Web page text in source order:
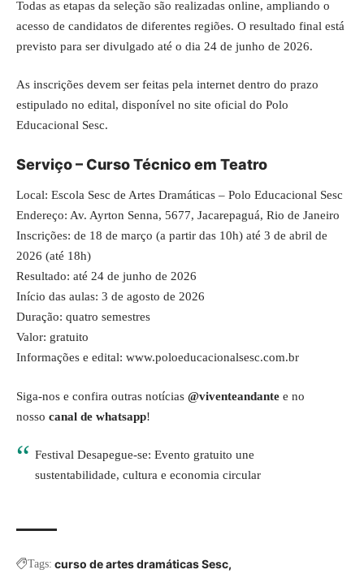
Todas as etapas da seleção são realizadas online, ampliando o
acesso de candidatos de diferentes regiões. O resultado final está
previsto para ser divulgado até o dia 24 de junho de 2026.
As inscrições devem ser feitas pela internet dentro do prazo
estipulado no edital, disponível no site oficial do Polo
Educacional Sesc.
Serviço – Curso Técnico em Teatro
Local: Escola Sesc de Artes Dramáticas – Polo Educacional Sesc
Endereço: Av. Ayrton Senna, 5677, Jacarepaguá, Rio de Janeiro
Inscrições: de 18 de março (a partir das 10h) até 3 de abril de
2026 (até 18h)
Resultado: até 24 de junho de 2026
Início das aulas: 3 de agosto de 2026
Duração: quatro semestres
Valor: gratuito
Informações e edital: www.poloeducacionalsesc.com.br
Siga-nos e confira outras notícias @viventeandante e no
nosso canal de whatsapp!
Festival Desapegue-se: Evento gratuito une
sustentabilidade, cultura e economia circular
Tags: curso de artes dramáticas Sesc